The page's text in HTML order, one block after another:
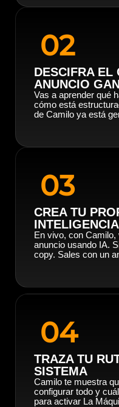
02
DESCIFRA EL
ANUNCIO
Vas a aprender qué
cómo está
de Camilo ya está
03
CREA TU
En vivo, con
anuncio usando IA.
copy. Sales con un
04
TRAZA TU
SISTEMA
Camilo te muestra
configurar todo y
para activar La